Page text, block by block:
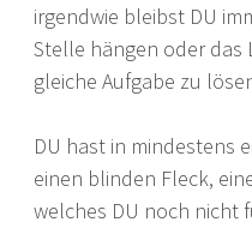
irgendwie bleibst DU
Stelle hängen oder das
gleiche Aufgabe zu
DU hast in mindestens
einen blinden Fleck,
welches DU noch nicht